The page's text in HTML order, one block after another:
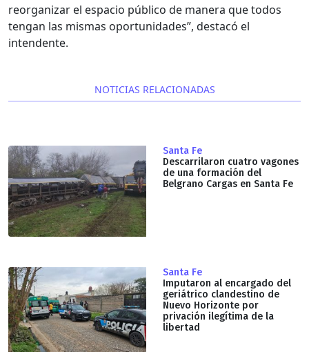
reorganizar el espacio público de manera que todos
tengan las mismas oportunidades”, destacó el
intendente.
NOTICIAS RELACIONADAS
Santa Fe
Descarrilaron cuatro vagones
de una formación del
Belgrano Cargas en Santa Fe
Santa Fe
Imputaron al encargado del
geriátrico clandestino de
Nuevo Horizonte por
privación ilegítima de la
libertad